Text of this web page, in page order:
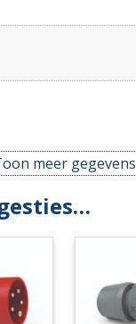
(mm)
meer gegevens